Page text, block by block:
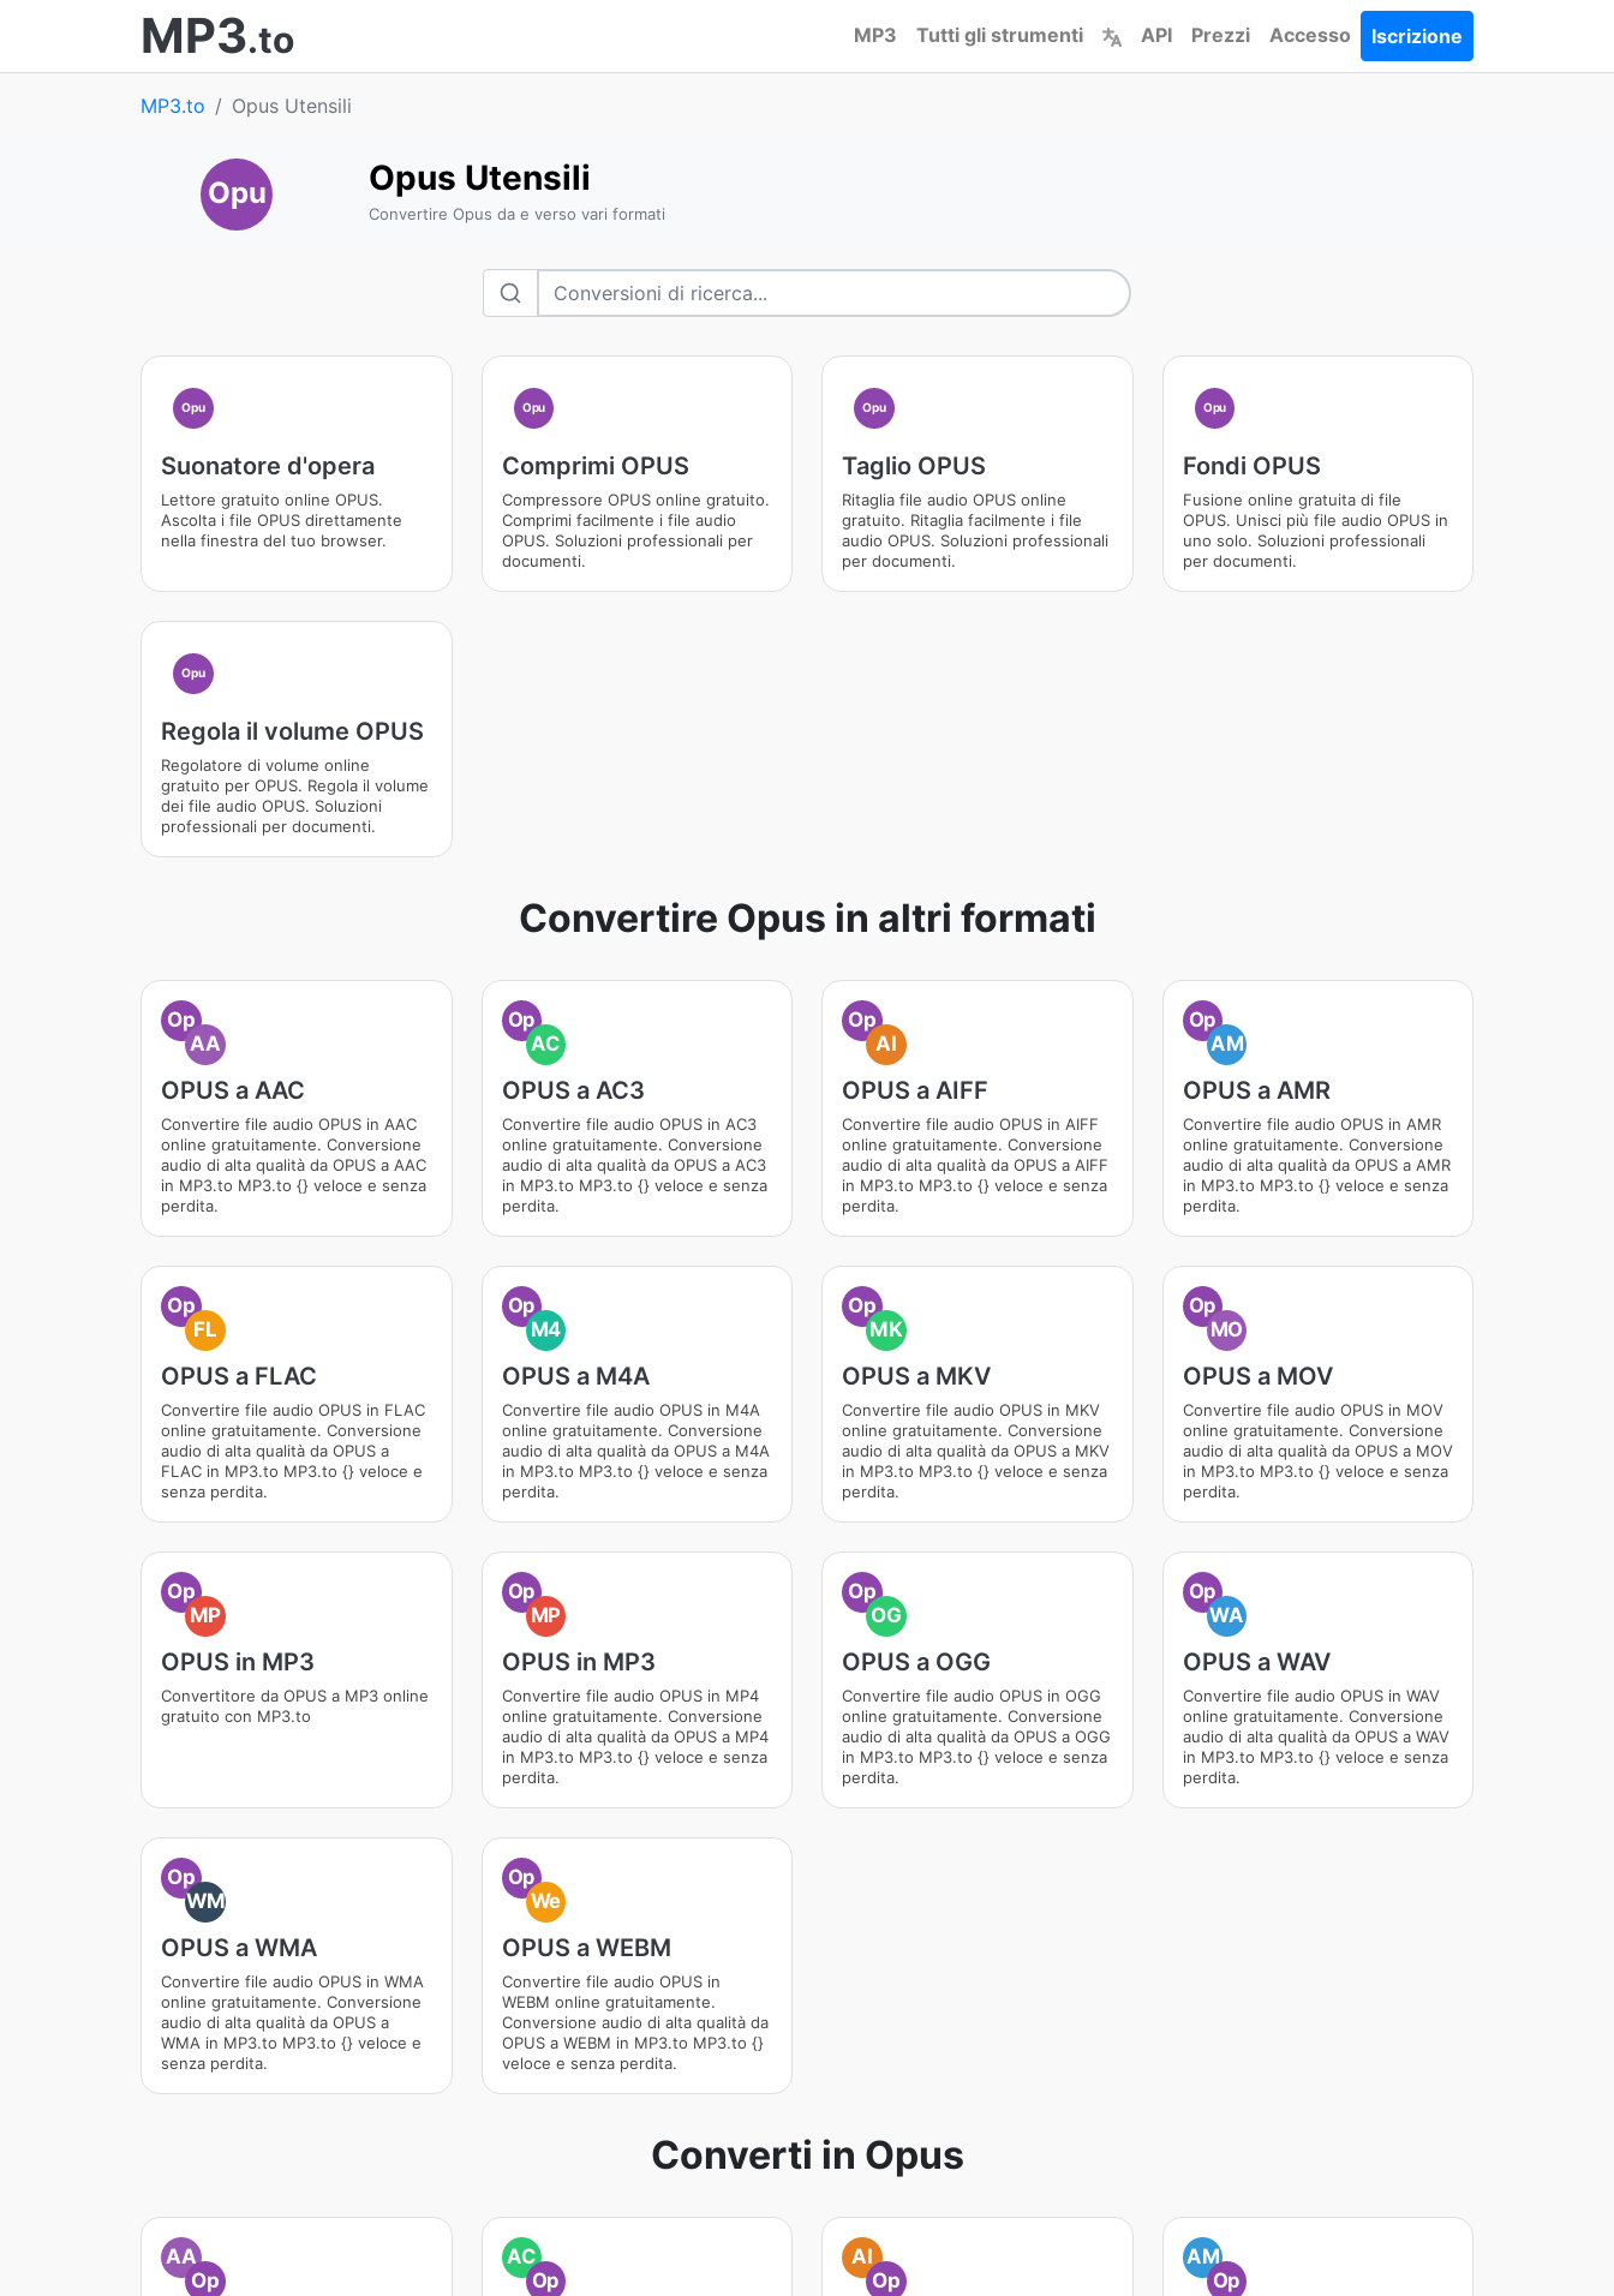
MP3.to MP3 Tutti gli strumenti API Prezzi Accesso Iscrizione
MP3.to Opus Utensili
Opu Opus Utensili
Convertire Opus da e verso vari formati
Opu
Suonatore d'opera
Lettore gratuito online OPUS.
Ascolta i file OPUS direttamente
nella finestra del tuo browser.
Opu
Comprimi OPUS
Compressore OPUS online gratuito.
Comprimi facilmente i file audio
OPUS. Soluzioni professionali per
documenti.
Opu
Taglio OPUS
Ritaglia file audio OPUS online
gratuito. Ritaglia facilmente i file
audio OPUS. Soluzioni professionali
per documenti.
Opu
Fondi OPUS
Fusione online gratuita di file
OPUS. Unisci più file audio OPUS in
uno solo. Soluzioni professionali
per documenti.
Opu
Regola il volume OPUS
Regolatore di volume online
gratuito per OPUS. Regola il volume
dei file audio OPUS. Soluzioni
professionali per documenti.
Convertire Opus in altri formati
Op
AA
OPUS a AAC
Convertire file audio OPUS in AAC
online gratuitamente. Conversione
audio di alta qualità da OPUS a AAC
in MP3.to MP3.to {} veloce e senza
perdita.
Op
AC
OPUS a AC3
Convertire file audio OPUS in AC3
online gratuitamente. Conversione
audio di alta qualità da OPUS a AC3
in MP3.to MP3.to {} veloce e senza
perdita.
Op
AI
OPUS a AIFF
Convertire file audio OPUS in AIFF
online gratuitamente. Conversione
audio di alta qualità da OPUS a AIFF
in MP3.to MP3.to {} veloce e senza
perdita.
Op
AM
OPUS a AMR
Convertire file audio OPUS in AMR
online gratuitamente. Conversione
audio di alta qualità da OPUS a AMR
in MP3.to MP3.to {} veloce e senza
perdita.
Op
FL
OPUS a FLAC
Convertire file audio OPUS in FLAC
online gratuitamente. Conversione
audio di alta qualità da OPUS a
FLAC in MP3.to MP3.to {} veloce e
senza perdita.
Op
M4
OPUS a M4A
Convertire file audio OPUS in M4A
online gratuitamente. Conversione
audio di alta qualità da OPUS a M4A
in MP3.to MP3.to {} veloce e senza
perdita.
Op
MK
OPUS a MKV
Convertire file audio OPUS in MKV
online gratuitamente. Conversione
audio di alta qualità da OPUS a MKV
in MP3.to MP3.to {} veloce e senza
perdita.
Op
MO
OPUS a MOV
Convertire file audio OPUS in MOV
online gratuitamente. Conversione
audio di alta qualità da OPUS a MOV
in MP3.to MP3.to {} veloce e senza
perdita.
Op
MP
OPUS in MP3
Convertitore da OPUS a MP3 online
gratuito con MP3.to
Op
MP
OPUS in MP3
Convertire file audio OPUS in MP4
online gratuitamente. Conversione
audio di alta qualità da OPUS a MP4
in MP3.to MP3.to {} veloce e senza
perdita.
Op
OG
OPUS a OGG
Convertire file audio OPUS in OGG
online gratuitamente. Conversione
audio di alta qualità da OPUS a OGG
in MP3.to MP3.to {} veloce e senza
perdita.
Op
WA
OPUS a WAV
Convertire file audio OPUS in WAV
online gratuitamente. Conversione
audio di alta qualità da OPUS a WAV
in MP3.to MP3.to {} veloce e senza
perdita.
Op
WM
OPUS a WMA
Convertire file audio OPUS in WMA
online gratuitamente. Conversione
audio di alta qualità da OPUS a
WMA in MP3.to MP3.to {} veloce e
senza perdita.
Op
We
OPUS a WEBM
Convertire file audio OPUS in
WEBM online gratuitamente.
Conversione audio di alta qualità da
OPUS a WEBM in MP3.to MP3.to {}
veloce e senza perdita.
Converti in Opus
AA
Op
AC
Op
AI
Op
AM
Op